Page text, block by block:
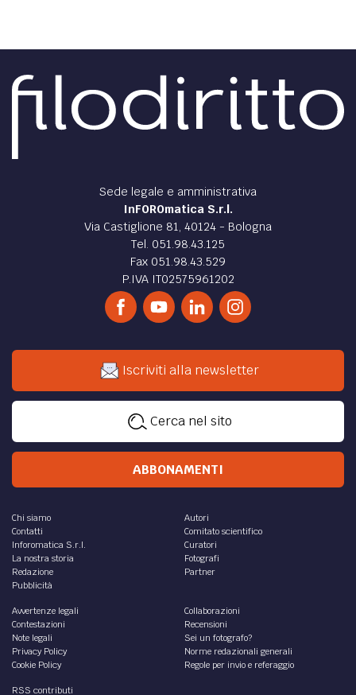
Sede legale e amministrativa
InFOROmatica S.r.l.
Via Castiglione 81, 40124 - Bologna
Tel. 051.98.43.125
Fax 051.98.43.529
P.IVA IT02575961202
Iscriviti alla newsletter
Cerca nel sito
ABBONAMENTI
Chi siamo
Contatti
Inforomatica S.r.l.
La nostra storia
Redazione
Pubblicità
Autori
Comitato scientifico
Curatori
Fotografi
Partner
Avvertenze legali
Contestazioni
Note legali
Privacy Policy
Cookie Policy
Collaborazioni
Recensioni
Sei un fotografo?
Norme redazionali generali
Regole per invio e referaggio
RSS contributi